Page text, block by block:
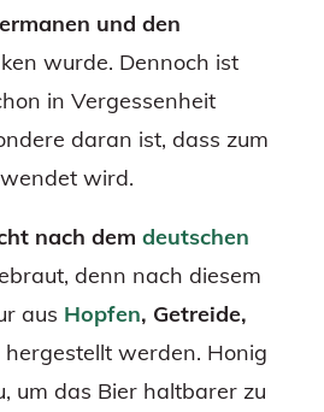
und den
wurde. Dennoch ist
in Vergessenheit
daran ist, dass zum
wird.
nach dem deutschen
denn nach diesem
aus Hopfen, Getreide,
hergestellt werden. Honig
um das Bier haltbarer zu